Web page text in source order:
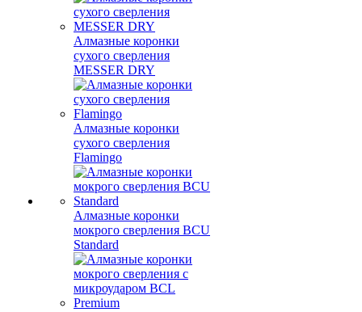
Алмазные коронки
сухого сверления
MESSER DRY
Алмазные коронки
сухого сверления
Flamingo
Алмазные коронки
мокрого сверления BCU
Standard